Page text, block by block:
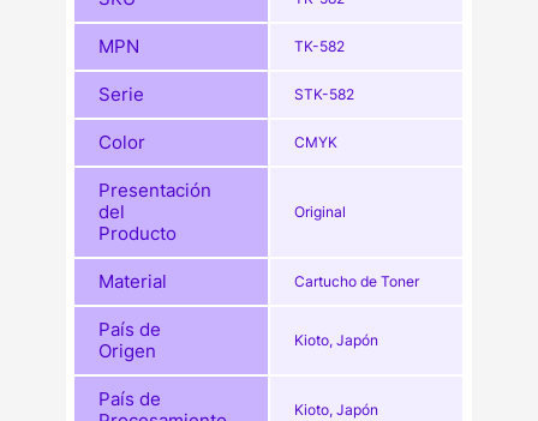
MPN TK-582
Serie STK-582
Color CMYK
Presentación
del
Producto
Original
Material Cartucho de Toner
País de
Origen
Kioto, Japón
País de
Kioto, Japón